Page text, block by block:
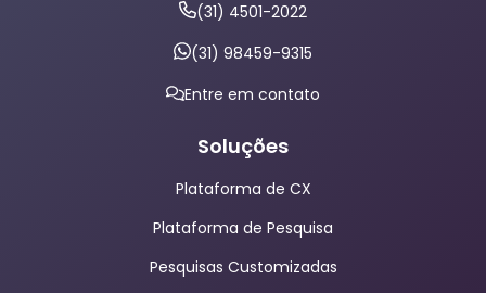
(31) 4501-2022
(31) 98459-9315
Entre em contato
Soluções
Plataforma de CX
Plataforma de Pesquisa
Pesquisas Customizadas